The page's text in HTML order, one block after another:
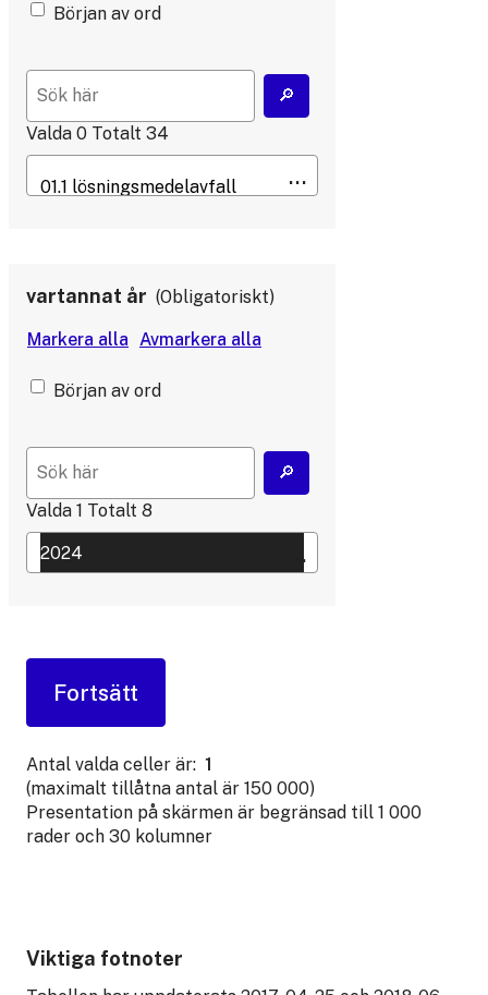
Början av ord
Valda 0 Totalt 34
vartannat år Obligatoriskt
Början av ord
Valda 1 Totalt 8
Antal valda celler är: 1
(maximalt tillåtna antal är 150 000)
Presentation på skärmen är begränsad till 1 000
rader och 30 kolumner
Viktiga fotnoter